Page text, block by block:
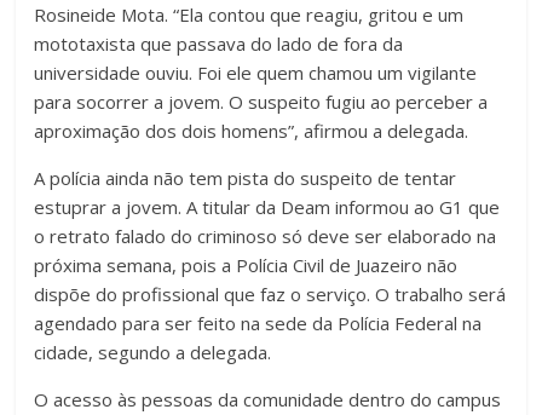
Rosineide Mota. “Ela contou que reagiu, gritou e um
mototaxista que passava do lado de fora da
universidade ouviu. Foi ele quem chamou um vigilante
para socorrer a jovem. O suspeito fugiu ao perceber a
aproximação dos dois homens”, afirmou a delegada.
A polícia ainda não tem pista do suspeito de tentar
estuprar a jovem. A titular da Deam informou ao G1 que
o retrato falado do criminoso só deve ser elaborado na
próxima semana, pois a Polícia Civil de Juazeiro não
dispõe do profissional que faz o serviço. O trabalho será
agendado para ser feito na sede da Polícia Federal na
cidade, segundo a delegada.
O acesso às pessoas da comunidade dentro do campus